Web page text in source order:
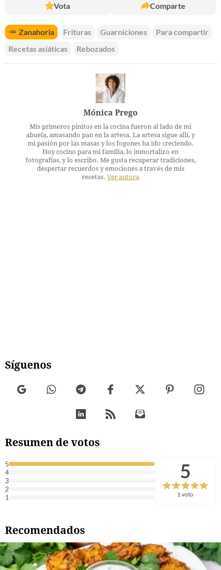
Vota Comparte
🥕 Zanahoria Frituras Guarniciones
Para compartir
Recetas asiáticas
Rebozados
Mónica Prego
Mis primeros pinitos en la cocina fueron al lado de mi
abuela, amasando pan en la artesa. La artesa sigue allí, y
mi pasión por las masas y los fogones ha ido creciendo.
Hoy cocino para mi familia, lo inmortalizo en
fotografías, y lo escribo. Me gusta recuperar tradiciones,
despertar recuerdos y emociones a través de mis
recetas. Ver autora
Síguenos
Resumen de votos
5
4
3
2
1
5
1 voto
Recomendados